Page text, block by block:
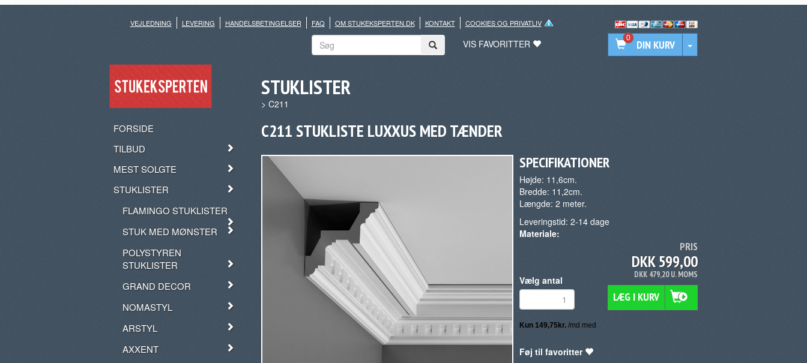
VEJLEDNING LEVERING HANDELSBETINGELSER FAQ OM STUKEKSPERTEN.DK KONTAKT COOKIES OG PRIVATLIV
VIS FAVORITTER
0
DIN KURV
FORSIDE
TILBUD
MEST SOLGTE
STUKLISTER
FLAMINGO STUKLISTER
STUK MED MØNSTER
POLYSTYREN
STUKLISTER
GRAND DECOR
NOMASTYL
ARSTYL
AXXENT
STUKLISTER
> C211
C211 STUKLISTE LUXXUS MED TÆNDER
SPECIFIKATIONER
Højde: 11,6cm.
Bredde: 11,2cm.
Længde: 2 meter.
Leveringstid: 2-14dage
Materiale:
Vælg antal
PRIS
DKK 599,00
DKK 479,20 U. MOMS
LÆG I KURV
Føj til favoritter